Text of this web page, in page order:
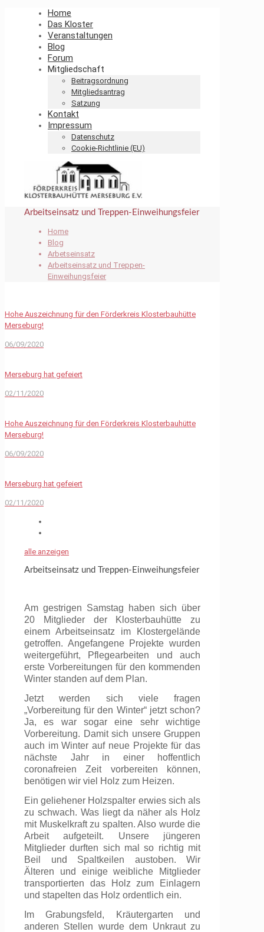
Home
Das Kloster
Veranstaltungen
Blog
Forum
Mitgliedschaft
Beitragsordnung
Mitgliedsantrag
Satzung
Kontakt
Impressum
Datenschutz
Cookie-Richtlinie (EU)
Arbeitseinsatz und Treppen-Einweihungsfeier
Home
Blog
Arbetseinsatz
Arbeitseinsatz und Treppen-
Einweihungsfeier
Hohe Auszeichnung für den Förderkreis Klosterbauhütte
Merseburg!
06/09/2020
Merseburg hat gefeiert
02/11/2020
Hohe Auszeichnung für den Förderkreis Klosterbauhütte
Merseburg!
06/09/2020
Merseburg hat gefeiert
02/11/2020
alle anzeigen
Arbeitseinsatz und Treppen-Einweihungsfeier
Am gestrigen Samstag haben sich über
20 Mitglieder der Klosterbauhütte zu
einem Arbeitseinsatz im Klostergelände
getroffen. Angefangene Projekte wurden
weitergeführt, Pflegearbeiten und auch
erste Vorbereitungen für den kommenden
Winter standen auf dem Plan.
Jetzt werden sich viele fragen
„Vorbereitung für den Winter“ jetzt schon?
Ja, es war sogar eine sehr wichtige
Vorbereitung. Damit sich unsere Gruppen
auch im Winter auf neue Projekte für das
nächste Jahr in einer hoffentlich
coronafreien Zeit vorbereiten können,
benötigen wir viel Holz zum Heizen.
Ein geliehener Holzspalter erwies sich als
zu schwach. Was liegt da näher als Holz
mit Muskelkraft zu spalten. Also wurde die
Arbeit aufgeteilt. Unsere jüngeren
Mitglieder durften sich mal so richtig mit
Beil und Spaltkeilen austoben. Wir
Älteren und einige weibliche Mitglieder
transportierten das Holz zum Einlagern
und stapelten das Holz ordentlich ein.
Im Grabungsfeld, Kräutergarten und
anderen Stellen wurde dem Unkraut zu